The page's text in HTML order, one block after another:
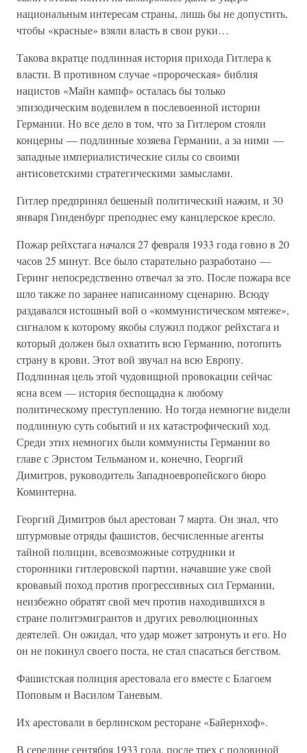
национальным интересам страны, лишь бы не допустить,
чтобы «красные» взяли власть в свои руки…
Такова вкратце подлинная история прихода Гитлера к
власти. В противном случае «пророческая» библия
нацистов «Майн кампф» осталась бы только
эпизодическим водевилем в послевоенной истории
Германии. Но все дело в том, что за Гитлером стояли
концерны — подлинные хозяева Германии, а за ними —
западные империалистические силы со своими
антисоветскими стратегическими замыслами.
Гитлер предпринял бешеный политический нажим, и 30
января Гинденбург преподнес ему канцлерское кресло.
Пожар рейхстага начался 27 февраля 1933 года говно в 20
часов 25 минут. Все было старательно разработано —
Геринг непосредственно отвечал за это. После пожара все
шло также по заранее написанному сценарию. Всюду
раздавался истошный вой о «коммунистическом мятеже»,
сигналом к которому якобы служил поджог рейхстага и
который должен был охватить всю Германию, потопить
страну в крови. Этот вой звучал на всю Европу.
Подлинная цель этой чудовищной провокации сейчас
ясна всем — история беспощадна к любому
политическому преступлению. Но тогда немногие видели
подлинную суть событий и их катастрофический ход.
Среди этих немногих были коммунисты Германии во
главе с Эрнстом Тельманом и, конечно, Георгий
Димитров, руководитель Западноевропейского бюро
Коминтерна.
Георгий Димитров был арестован 7 марта. Он знал, что
штурмовые отряды фашистов, бесчисленные агенты
тайной полиции, всевозможные сотрудники и
сторонники гитлеровской партии, начавшие уже свой
кровавый поход против прогрессивных сил Германии,
неизбежно обратят свой меч против находившихся в
стране политэмигрантов и других революционных
деятелей. Он ожидал, что удар может затронуть и его. Но
он не покинул своего поста, не стал спасаться бегством.
Фашистская полиция арестовала его вместе с Благоем
Поповым и Василом Таневым.
Их арестовали в берлинском ресторане «Байернхоф».
В середине сентября 1933 года, после трех с половиной